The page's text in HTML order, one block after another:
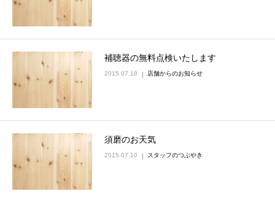
補聴器の無料点検いたします
2015.07.18 店舗からのお知らせ
須磨のお天気
2015.07.10 スタッフのつぶやき